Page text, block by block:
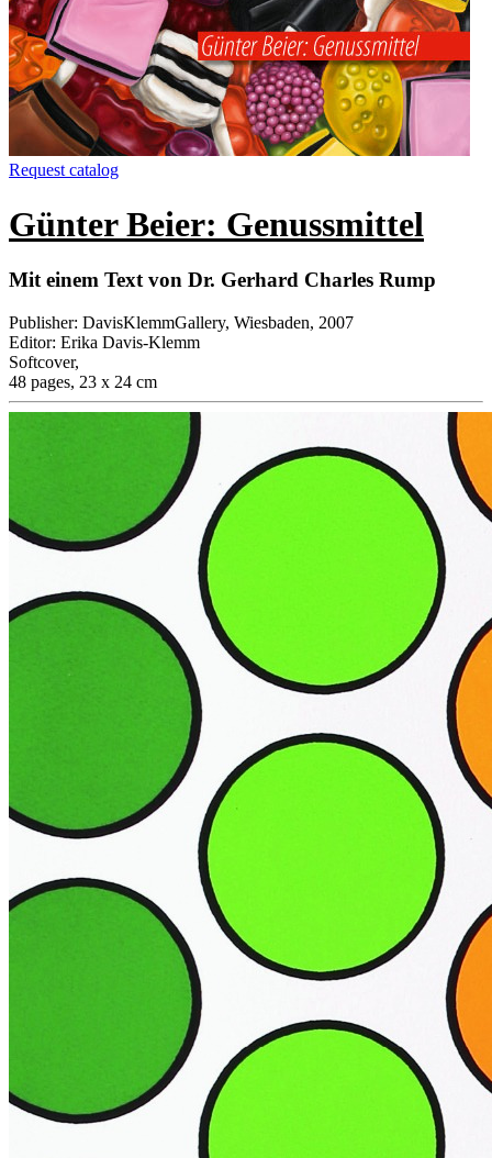
Request catalog
Günter Beier: Genussmittel
Mit einem Text von Dr. Gerhard Charles Rump
Publisher: DavisKlemmGallery, Wiesbaden, 2007
Editor: Erika Davis-Klemm
Softcover,
48 pages, 23 x 24 cm